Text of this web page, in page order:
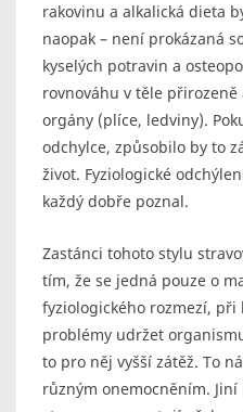
rakovinu a alkalická dieta
naopak – není prokázaná
kyselých potravin a
rovnováhu v těle
orgány (plíce, ledviny).
odchylce, způsobilo by to
život. Fyziologické
každý dobře poznal.
Zastánci tohoto stylu
tím, že se jedná pouze o
fyziologického rozmezí,
problémy udržet
to pro něj vyšší zátěž. To
různým onemocněním.